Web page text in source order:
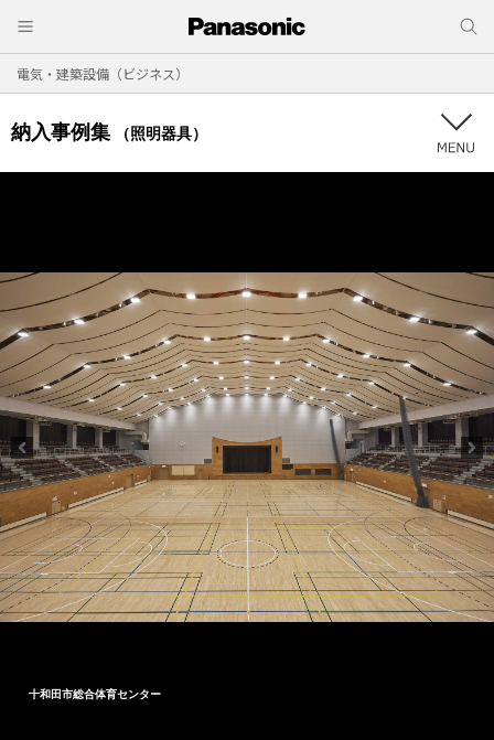
電気・建築設備（ビジネス）
納入事例集 （照明器具）
株式会社木村工務店